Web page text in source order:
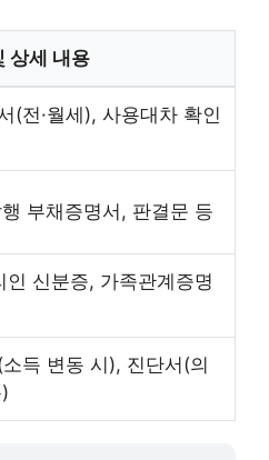
상세 내용
(전·월세), 사용대차 확인
부채증명서, 판결문 등
인 신분증, 가족관계증명
득 변동 시), 진단서(의